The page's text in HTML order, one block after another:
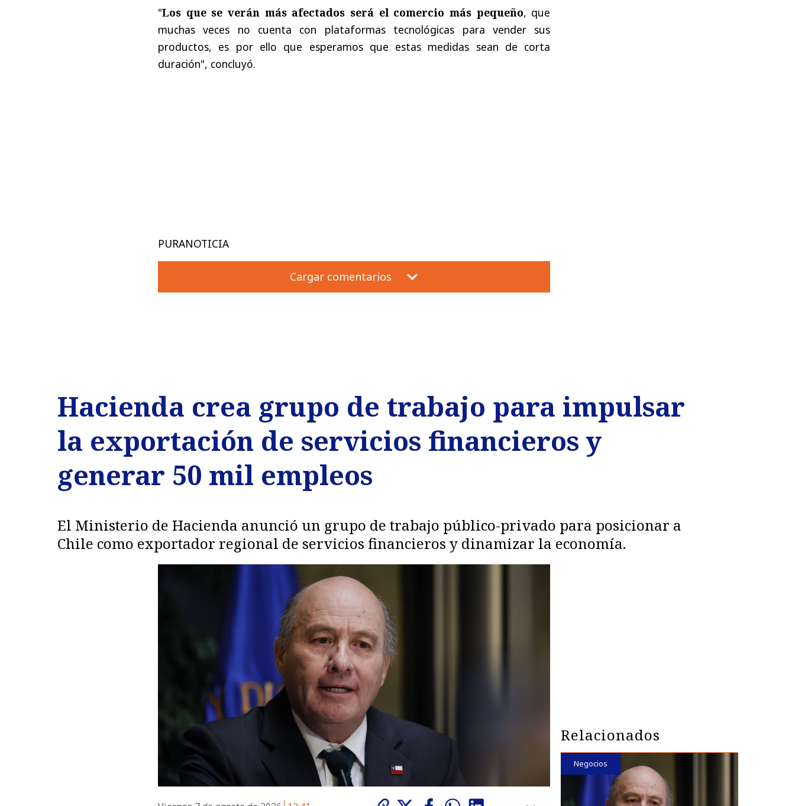
"Los que se verán más afectados será el comercio más pequeño, que
muchas veces no cuenta con plataformas tecnológicas para vender sus
productos, es por ello que esperamos que estas medidas sean de corta
duración", concluyó.
PURANOTICIA
Cargar comentarios
Hacienda crea grupo de trabajo para impulsar
la exportación de servicios financieros y
generar 50 mil empleos
El Ministerio de Hacienda anunció un grupo de trabajo público-privado para posicionar a
Chile como exportador regional de servicios financieros y dinamizar la economía.
Relacionados
Negocios